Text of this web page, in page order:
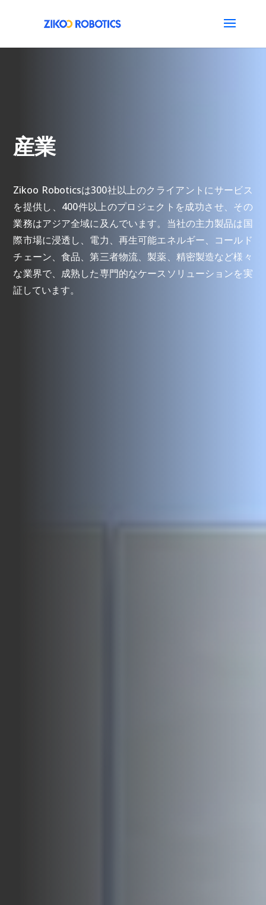
産業
Zikoo Roboticsは300社以上のクライアントにサービス
を提供し、400件以上のプロジェクトを成功させ、その
業務はアジア全域に及んでいます。当社の主力製品は国
際市場に浸透し、電力、再生可能エネルギー、コールド
チェーン、食品、第三者物流、製薬、精密製造など様々
な業界で、成熟した専門的なケースソリューションを実
証しています。